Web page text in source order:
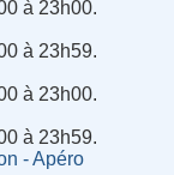
à 23h00.
à 23h59.
à 23h00.
à 23h59.
- Apéro